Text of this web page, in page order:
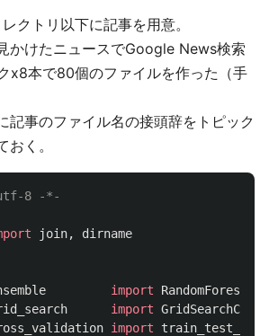
クトリ以下に記事を用意。
かけたニュースでGoogle News検索
x8本で80個のファイルを作った（手
記事のファイル名の接頭辞をトピック
く。
join,
dirname
import
import GridSearchCV
import